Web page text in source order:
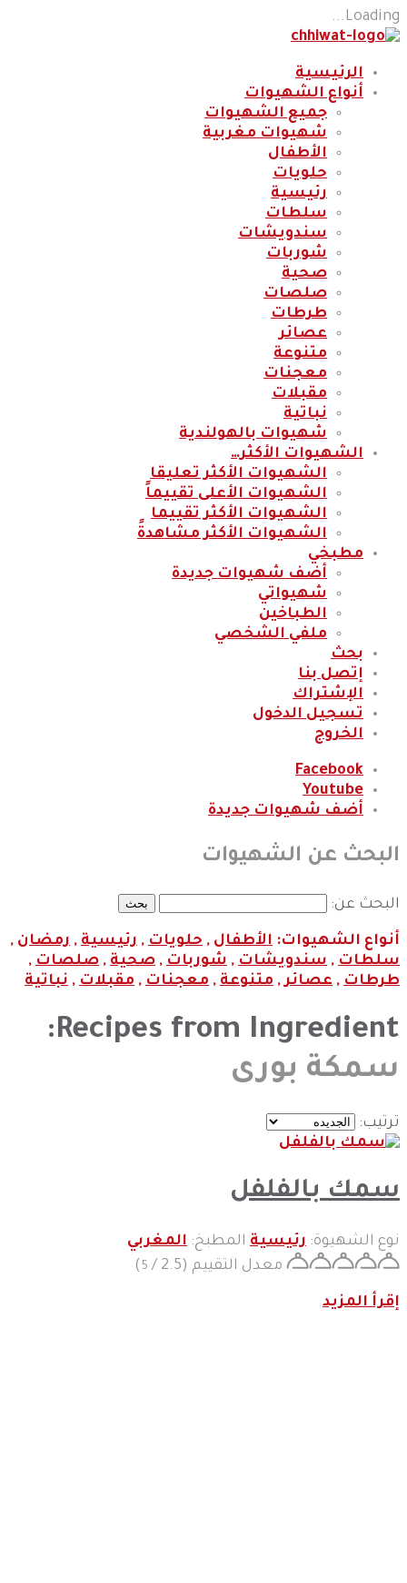
Loading...
الرئيسية
أنواع الشهيوات
جميع الشهيوات
شهيوات مغربية
الأطفال
حلويات
رئيسية
سلطات
سندويشات
شوربات
صحية
صلصات
طرطات
عصائر
متنوعة
معجنات
مقبلات
نباتية
شهيوات بالهولندية
الشهيوات الأكثر…
الشهيوات الأكثر تعليقا
الشهيوات الأعلى تقييماً
الشهيوات الأكثر تقييما
الشهيوات الأكثر مشاهدةً
مطبخي
أضف شهيوات جديدة
شهيواتي
الطباخين
ملفي الشخصي
بحث
إتصل بنا
الإشتراك
تسجيل الدخول
الخروج
Facebook
Youtube
أضف شهيوات جديدة
البحث عن الشهيوات
البحث عن:
أنواع الشهيوات: الأطفال , حلويات , رئيسية , رمضان ,
سلطات , سندويشات , شوربات , صحية , صلصات ,
طرطات , عصائر, متنوعة , معجنات , مقبلات , نباتية
Recipes from Ingredient:
سمكة بورى
ترتيب:
سمك بالفلفل
نوع الشهيوة: رئيسية المطبخ: المغربي
معدل التقييم (2.5 /
5
)
إقرأ المزيد